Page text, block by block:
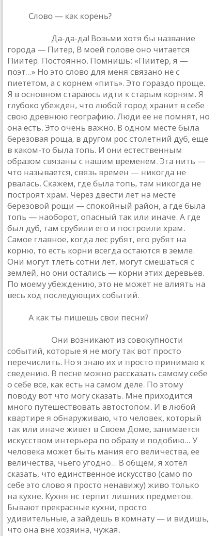
Слово — как корень?
Да-да-да! Возьми хотя бы название
города — Питер, В моей голове оно читается
Пиитер. Постоянно. Помнишь: «Пиитер, я —
поэт...» Но это слово для меня связано не с
пиететом, а с корнем «пить». Это гораздо проще.
Я в основном стараюсь идти к старым корням. Я
глубоко убежден, что любой город хранит в себе
свою древнюю географию. Люди ее не помнят, но
она есть. Это очень важно. В одном месте была
березовая роща, в другом рос столетний дуб, еще
в каком-то была топь. И они естественным
образом связаны с нашим временем. Эта нить —
что называется, связь времен — никогда не
рвалась. Скажем, где была топь, там никогда не
построят храм. Через двести лет на месте
березовой рощи — спокойный район, а где была
топь — наоборот, опасный так или иначе. А где
был дуб, там срубили его и построили храм.
Самое главное, когда лес рубят, его рубят на
корню, то есть корни всегда остаются в земле.
Они могут тлеть сотни лет, могут смешаться с
землей, но они остались — корни этих деревьев.
По моему убеждению, это не может не влиять на
весь ход последующих событий.
А как ты пишешь свои песни?
Они возникают из совокупности
событий, которые я не могу так вот просто
перечислить. Но я знаю их и просто принимаю к
сведению. В песне можно рассказать самому себе
о себе все, как есть на самом деле. По этому
поводу вот что могу сказать. Мне приходится
много путешествовать автостопом. И в любой
квартире я обнаруживаю, что человек, который
так или иначе живет в Своем Доме, занимается
искусством интерьера по образу и подобию... У
человека может быть мания его величества, ее
величества, чьего угодно... В общем, я хотел
сказать, что единственное искусство (само по
себе это слово я просто ненавижу) живо только
на кухне. Кухня нс терпит лишних предметов.
Бывают прекрасные кухни, просто
удивительные, а зайдешь в комнату — и видишь,
что она вне хозяина, чужая.